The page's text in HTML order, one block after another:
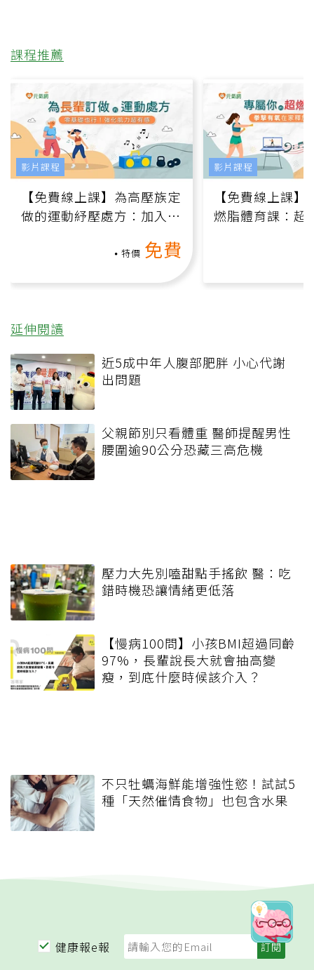
課程推薦
【免費線上課】為高壓族定
做的運動紓壓處方：加入行
特價 免費
影片課程
【免費線上課
燃脂體育課：超
影片課程
延伸閱讀
近5成中年人腹部肥胖 小心代謝
出問題
父親節別只看體重 醫師提醒男性
腰圍逾90公分恐藏三高危機
壓力大先別嗑甜點手搖飲 醫：吃
錯時機恐讓情緒更低落
【慢病100問】小孩BMI超過同齡
97%，長輩說長大就會抽高變
瘦，到底什麼時候該介入？
不只牡蠣海鮮能增強性慾！試試5
種「天然催情食物」也包含水果
健康報e報